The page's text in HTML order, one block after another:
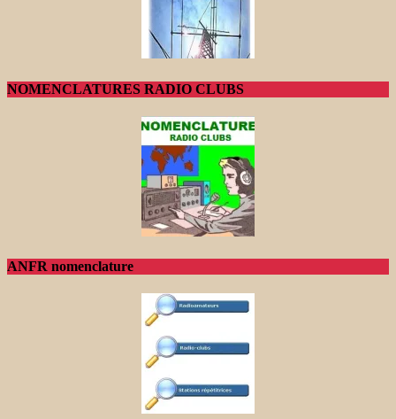
NOMENCLATURES RADIO CLUBS
ANFR nomenclature